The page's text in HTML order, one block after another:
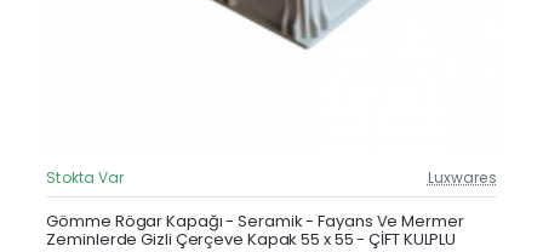
Güncel Fiyat
Çok Satan
Stokta Var Luxwares
Gömme Rögar Kapağı - Seramik - Fayans Ve Mermer
Zeminlerde Gizli Çerçeve Kapak 55 x 55 - ÇİFT KULPLU